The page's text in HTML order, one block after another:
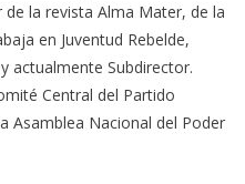
la revista Alma Mater, de la
en Juventud Rebelde,
actualmente Subdirector.
Central del Partido
Asamblea Nacional del Poder